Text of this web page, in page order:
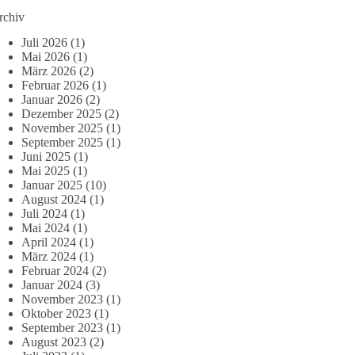
Juli 2026 (1)
Mai 2026 (1)
März 2026 (2)
Februar 2026 (1)
Januar 2026 (2)
Dezember 2025 (2)
November 2025 (1)
September 2025 (1)
Juni 2025 (1)
Mai 2025 (1)
Januar 2025 (10)
August 2024 (1)
Juli 2024 (1)
Mai 2024 (1)
April 2024 (1)
März 2024 (1)
Februar 2024 (2)
Januar 2024 (3)
November 2023 (1)
Oktober 2023 (1)
September 2023 (1)
August 2023 (2)